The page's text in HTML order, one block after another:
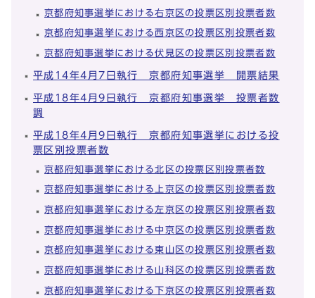
京都府知事選挙における右京区の投票区別投票者数
京都府知事選挙における西京区の投票区別投票者数
京都府知事選挙における伏見区の投票区別投票者数
平成14年4月7日執行 京都府知事選挙 開票結果
平成18年4月9日執行 京都府知事選挙 投票者数
調
平成18年4月9日執行 京都府知事選挙における投
票区別投票者数
京都府知事選挙における北区の投票区別投票者数
京都府知事選挙における上京区の投票区別投票者数
京都府知事選挙における左京区の投票区別投票者数
京都府知事選挙における中京区の投票区別投票者数
京都府知事選挙における東山区の投票区別投票者数
京都府知事選挙における山科区の投票区別投票者数
京都府知事選挙における下京区の投票区別投票者数